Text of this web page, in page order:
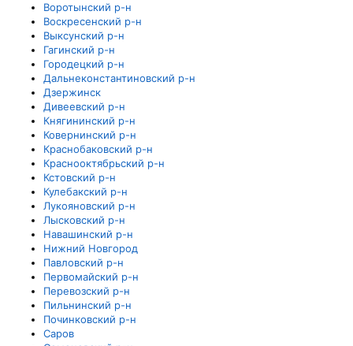
Воротынский р-н
Воскресенский р-н
Выксунский р-н
Гагинский р-н
Городецкий р-н
Дальнеконстантиновский р-н
Дзержинск
Дивеевский р-н
Княгининский р-н
Ковернинский р-н
Краснобаковский р-н
Краснооктябрьский р-н
Кстовский р-н
Кулебакский р-н
Лукояновский р-н
Лысковский р-н
Навашинский р-н
Нижний Новгород
Павловский р-н
Первомайский р-н
Перевозский р-н
Пильнинский р-н
Починковский р-н
Саров